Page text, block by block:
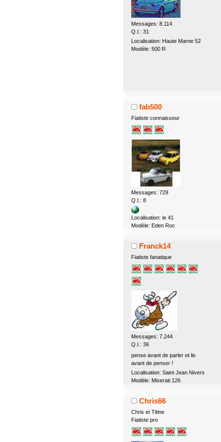
Messages: 8.114
Q.I.: 31
Localisation: Haute Marne 52
Modèle: 500 R
fab500
Fiatiste connaisseur
Messages: 729
Q.I.: 8
Localisation: le 41
Modèle: Eden Roc
Franck14
Fiatiste fanatique
Messages: 7.244
Q.I.: 36
pense avant de parler et lis
avant de penser !
Localisation: Saint Jean Nivers
Modèle: Miserati 126
Chris66
Chris et Titine
Fiatiste pro